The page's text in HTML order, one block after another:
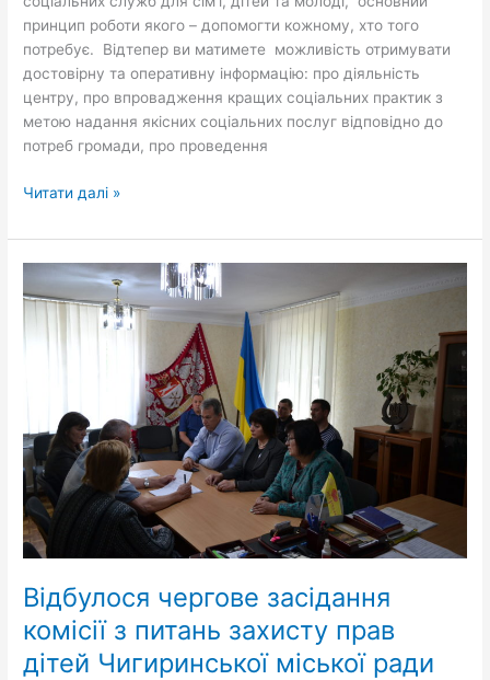
принцип роботи якого – допомогти кожному, хто того
потребує. Відтепер ви матимете можливість отримувати
достовірну та оперативну інформацію: про діяльність
центру, про впровадження кращих соціальних практик з
метою надання якісних соціальних послуг відповідно до
потреб громади, про проведення
запрошує
до
співпраці
Читати далі »
Відбулося чергове засідання
комісії з питань захисту прав
дітей Чигиринської міської ради
Відбулося
чергове
засідання
захисту
прав
дітей
Чигиринської
міської
ради